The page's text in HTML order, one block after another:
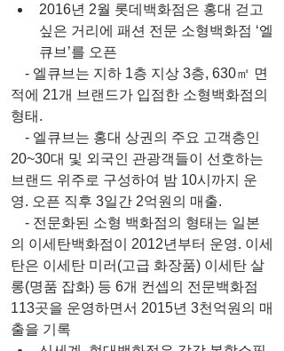
2016년 2월 롯데백화점은 홍대 걷고
싶은 거리에 패션 전문 소형백화점 ‘엘
큐브’를 오픈
적에 21개 브랜드가 입점한 소형백화점의
형태.
20~30대 및 외국인 관광객들이 선호하는
브랜드 위주로 구성하여 밤 10시까지 운
영. 오픈 직후 3일간 2억원의 매출.
의 이세탄백화점이 2012년부터 운영. 이세
탄은 이세탄 미러(고급 화장품) 이세탄 살
롱(명품 잡화) 등 6개 컨셉의 전문백화점
113곳을 운영하면서 2015년 3천억원의 매
출을 기록